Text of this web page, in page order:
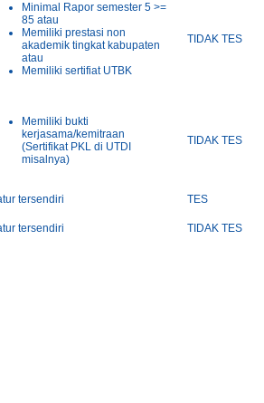
Minimal Rapor semester 5 >=
85 atau
Memiliki prestasi non
akademik tingkat kabupaten
atau
Memiliki sertifiat UTBK
TIDAK TES
Memiliki bukti
kerjasama/kemitraan
(Sertifikat PKL di UTDI
misalnya)
TIDAK TES
tersendiri TES
tersendiri TIDAK TES